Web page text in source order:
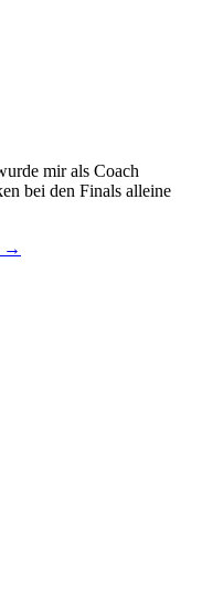
mir als Coach
bei den Finals alleine
→